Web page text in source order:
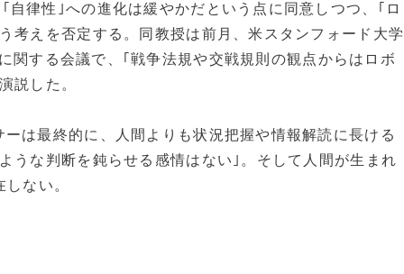
自律性｣への進化は緩やかだという点に同意しつつ、｢ロ
考えを否定する。同教授は前月、米スタンフォード大学
関する会議で、｢戦争法規や交戦規則の観点からはロボ
説した。
は最終的に、人間よりも状況把握や情報解読に長ける
うな判断を鈍らせる感情はない｣。そして人間が生まれ
ない。